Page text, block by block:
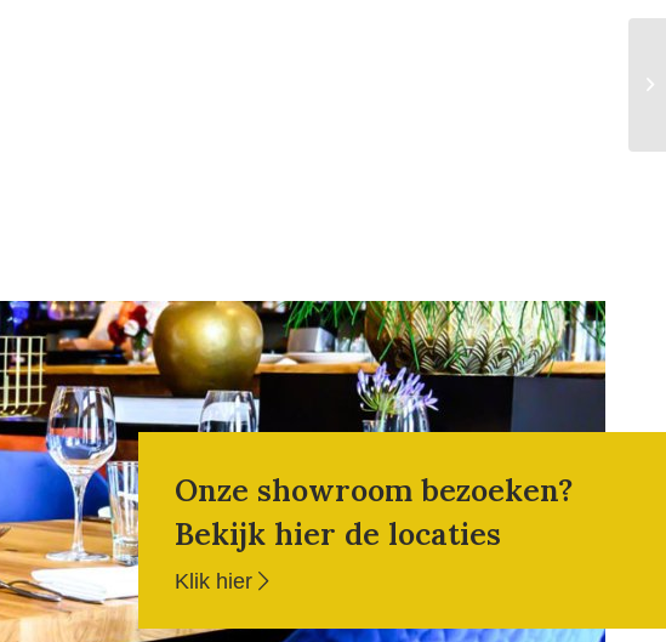
Onze showroom bezoeken?
Bekijk hier de locaties
Klik hier